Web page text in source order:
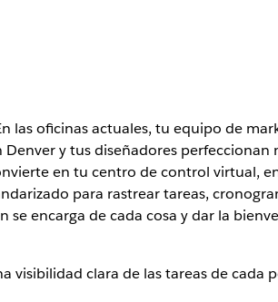
las oficinas actuales, tu equipo de
y tus diseñadores perfeccionan
en tu centro de control virtual,
para rastrear tareas,
encarga de cada cosa y dar la
clara de las tareas de cada